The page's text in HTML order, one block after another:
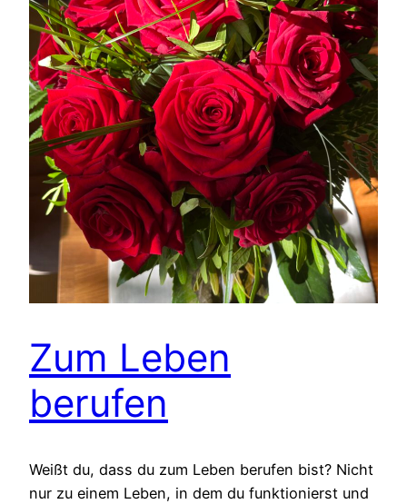
Zum Leben
berufen
Weißt du, dass du zum Leben berufen bist? Nicht
nur zu einem Leben, in dem du funktionierst und